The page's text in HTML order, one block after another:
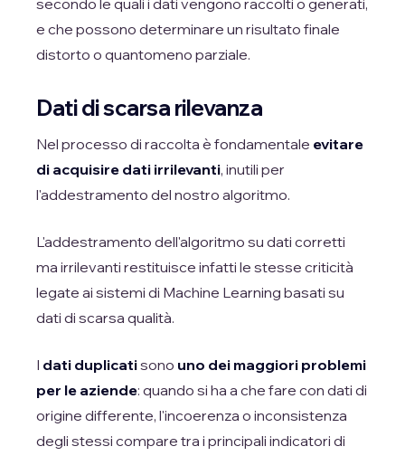
secondo le quali i dati vengono raccolti o generati,
e che possono determinare un risultato finale
distorto o quantomeno parziale.
Dati di scarsa rilevanza
Nel processo di raccolta è fondamentale evitare
di acquisire dati irrilevanti, inutili per
l'addestramento del nostro algoritmo.
L'addestramento dell'algoritmo su dati corretti
ma irrilevanti restituisce infatti le stesse criticità
legate ai sistemi di Machine Learning basati su
dati di scarsa qualità.
I dati duplicatisono uno dei maggiori problemi
per le aziende: quando si ha a che fare con dati di
origine differente, l'incoerenza o inconsistenza
degli stessi compare tra i principali indicatori di